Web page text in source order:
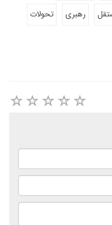
رهبری
تحولات